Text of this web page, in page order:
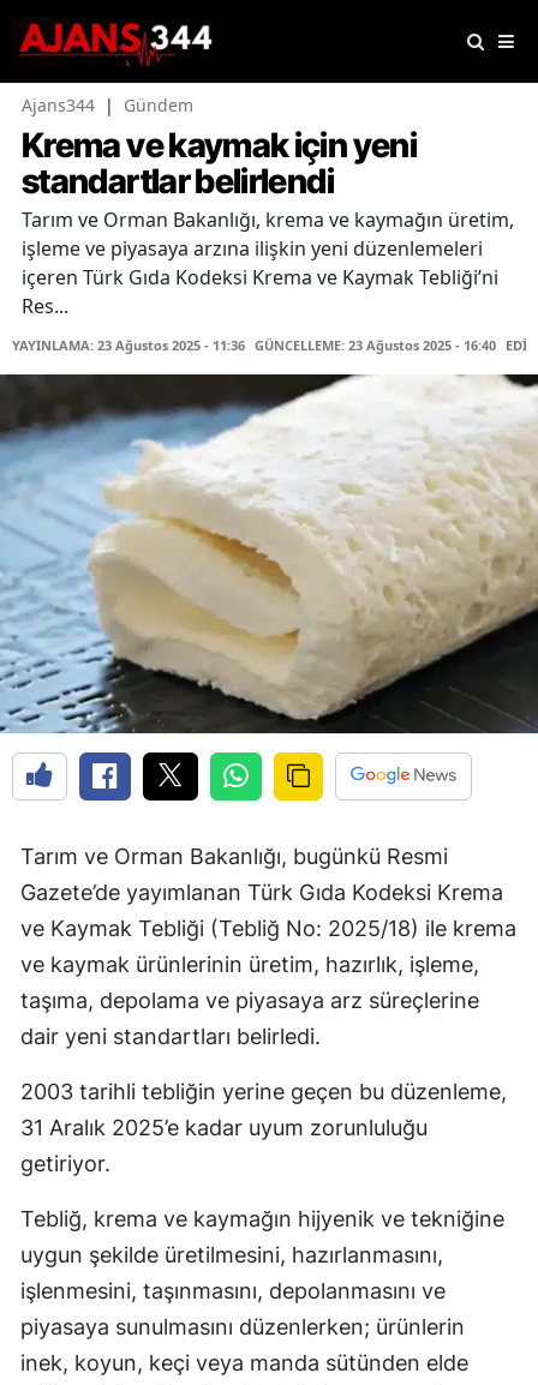
Ajans344 | Gündem
Krema ve kaymak için yeni
standartlar belirlendi
Tarım ve Orman Bakanlığı, krema ve kaymağın üretim,
işleme ve piyasaya arzına ilişkin yeni düzenlemeleri
içeren Türk Gıda Kodeksi Krema ve Kaymak Tebliği’ni
Res...
YAYINLAMA: 23 Ağustos 2025 - 11:36 GÜNCELLEME: 23 Ağustos 2025 - 16:40
Tarım ve Orman Bakanlığı, bugünkü Resmi
Gazete’de yayımlanan Türk Gıda Kodeksi Krema
ve Kaymak Tebliği (Tebliğ No: 2025/18) ile krema
ve kaymak ürünlerinin üretim, hazırlık, işleme,
taşıma, depolama ve piyasaya arz süreçlerine
dair yeni standartları belirledi.
2003 tarihli tebliğin yerine geçen bu düzenleme,
31 Aralık 2025’e kadar uyum zorunluluğu
getiriyor.
Tebliğ, krema ve kaymağın hijyenik ve tekniğine
uygun şekilde üretilmesini, hazırlanmasını,
işlenmesini, taşınmasını, depolanmasını ve
piyasaya sunulmasını düzenlerken; ürünlerin
inek, koyun, keçi veya manda sütünden elde